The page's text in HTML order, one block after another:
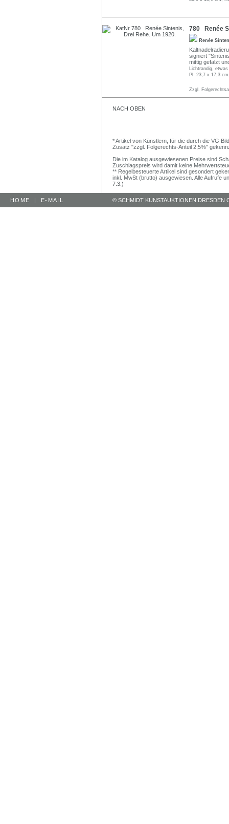
780 Renée
Renée
signiert
mittig gefalzt
Lichtrandig,
Pl. 23,7 x 17,3
Zzgl.
NACH OBEN
* Artikel von Künstlern, für die durch die VG
Zusatz "zzgl. Folgerechts-Anteil 2,5%"
Die im Katalog ausgewiesenen Preise sind
Zuschlagspreis wird damit keine
** Regelbesteuerte Artikel sind gesondert
inkl. MwSt (brutto) ausgewiesen. Alle Aufrufe
7.3.)
HOME | E-MAIL © SCHMIDT KUNSTAUKTIONEN DRESDEN